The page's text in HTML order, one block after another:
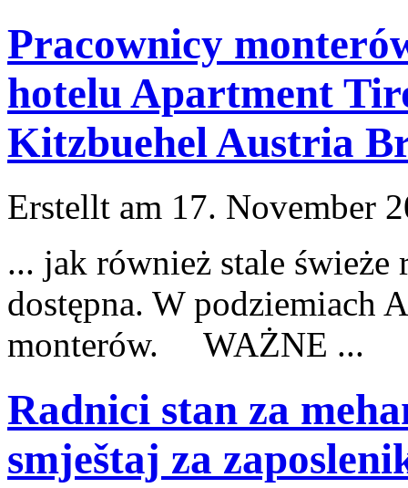
Pracownicy
hotelu Apartment
Kitzbuehel Austria
Erstellt am 17. November
... jak również stale
dostępna. W podziemiach
monterów. WAŻNE ...
Radnici stan za
smještaj za